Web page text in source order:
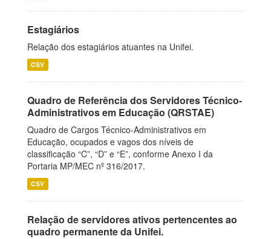
Estagiários
Relação dos estagiários atuantes na Unifei.
CSV
Quadro de Referência dos Servidores Técnico-
Administrativos em Educação (QRSTAE)
Quadro de Cargos Técnico-Administrativos em
Educação, ocupados e vagos dos níveis de
classificação “C”, “D” e “E”, conforme Anexo I da
Portaria MP/MEC nº 316/2017.
CSV
Relação de servidores ativos pertencentes ao
quadro permanente da Unifei.